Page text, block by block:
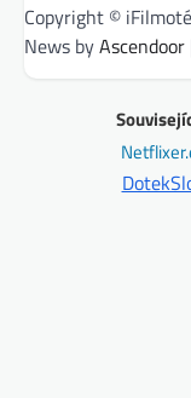
Copyright ©
News byAscendoor